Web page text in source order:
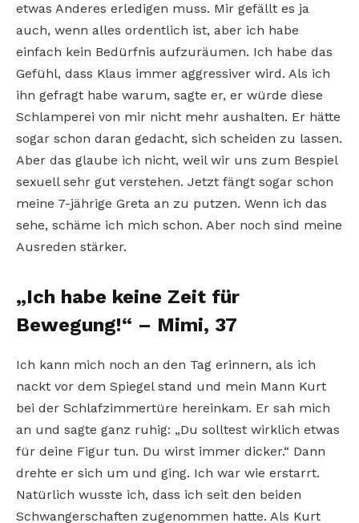
etwas Anderes erledigen muss. Mir gefällt es ja
auch, wenn alles ordentlich ist, aber ich habe
einfach kein Bedürfnis aufzuräumen. Ich habe das
Gefühl, dass Klaus immer aggressiver wird. Als ich
ihn gefragt habe warum, sagte er, er würde diese
Schlamperei von mir nicht mehr aushalten. Er hätte
sogar schon daran gedacht, sich scheiden zu lassen.
Aber das glaube ich nicht, weil wir uns zum Bespiel
sexuell sehr gut verstehen. Jetzt fängt sogar schon
meine 7-jährige Greta an zu putzen. Wenn ich das
sehe, schäme ich mich schon. Aber noch sind meine
Ausreden stärker.
„Ich habe keine Zeit für
Bewegung!“ – Mimi, 37
Ich kann mich noch an den Tag erinnern, als ich
nackt vor dem Spiegel stand und mein Mann Kurt
bei der Schlafzimmertüre hereinkam. Er sah mich
an und sagte ganz ruhig: „Du solltest wirklich etwas
für deine Figur tun. Du wirst immer dicker.“ Dann
drehte er sich um und ging. Ich war wie erstarrt.
Natürlich wusste ich, dass ich seit den beiden
Schwangerschaften zugenommen hatte. Als Kurt